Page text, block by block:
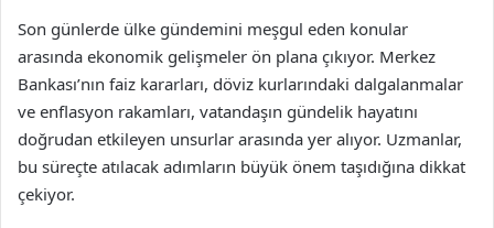
Son günlerde ülke gündemini meşgul eden konular
arasında ekonomik gelişmeler ön plana çıkıyor. Merkez
Bankası’nın faiz kararları, döviz kurlarındaki dalgalanmalar
ve enflasyon rakamları, vatandaşın gündelik hayatını
doğrudan etkileyen unsurlar arasında yer alıyor. Uzmanlar,
bu süreçte atılacak adımların büyük önem taşıdığına dikkat
çekiyor.